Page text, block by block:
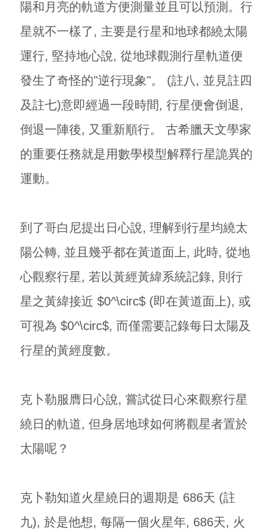
陽和月亮的軌道方便測量並且可以預測。行
星就不一樣了, 主要是行星和地球都繞太陽
運行, 堅持地心說, 從地球觀測行星軌道便
發生了奇怪的"逆行現象"。 (註八, 並見註四
及註七)意即經過一段時間, 行星便會倒退,
倒退一陣後, 又重新順行。 古希臘天文學家
的重要任務就是用數學模型解釋行星詭異的
運動。
到了哥白尼提出日心說, 理解到行星均繞太
陽公轉, 並且幾乎都在黃道面上, 此時, 從地
心觀察行星, 若以黃經黃緯系統記錄, 則行
星之黃緯接近 $0^\circ$ (即在黃道面上), 或
可視為 $0^\circ$, 而僅需要記錄每日太陽及
行星的黃經度數。
克卜勒服膺日心說, 嘗試從日心來觀察行星
繞日的軌道, 但身居地球如何將觀星者置於
太陽呢？
克卜勒知道火星繞日的週期是 686天 (註
九), 於是他想, 每隔一個火星年, 686天, 火